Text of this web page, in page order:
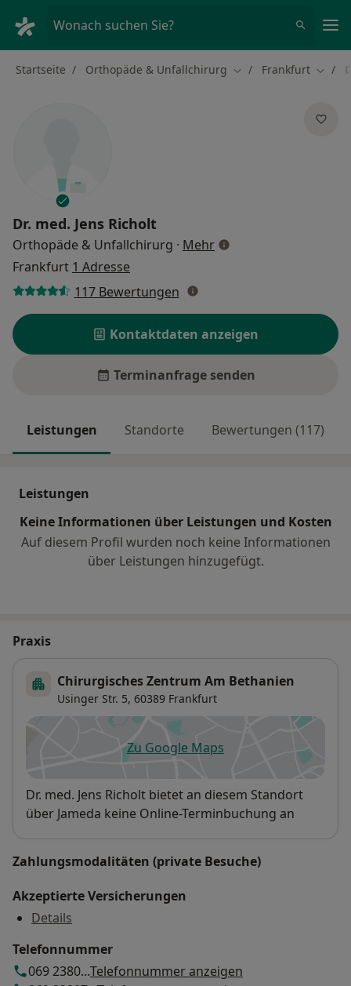
Wonach suchen Sie?
Startseite Orthopäde & Unfallchirurg Stadt ändern
Frankfurt Stadt
Dr. med. Jens Richolt
Orthopäde & Unfallchirurg · Mehrüber Spezialisierungen
Frankfurt 1 Adresse
117 Bewertungen
Kontaktdaten anzeigen
Terminanfrage senden
Leistungen Standorte Bewertungen (117)
Leistungen
Keine Informationen über Leistungen und Kosten
Auf diesem Profil wurden noch keine Informationen
über Leistungen hinzugefügt.
Praxis
Chirurgisches Zentrum Am Bethanien
Usinger Str. 5, 60389 Frankfurt
Zu Google Mapsöffnet in einer neuen
Verfügbarkeit
Dr. med. Jens Richolt bietet an diesem Standort
über Jameda keine Online-Terminbuchung an
Zahlungsmodalitäten (private Besuche)
Akzeptierte Versicherungen
Details
Telefonnummer
069 2380...Telefonnummer anzeigen